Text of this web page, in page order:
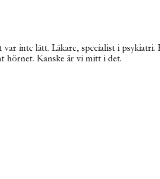
inte lätt. Läkare, specialist i
hörnet. Kanske är vi mitt i det.